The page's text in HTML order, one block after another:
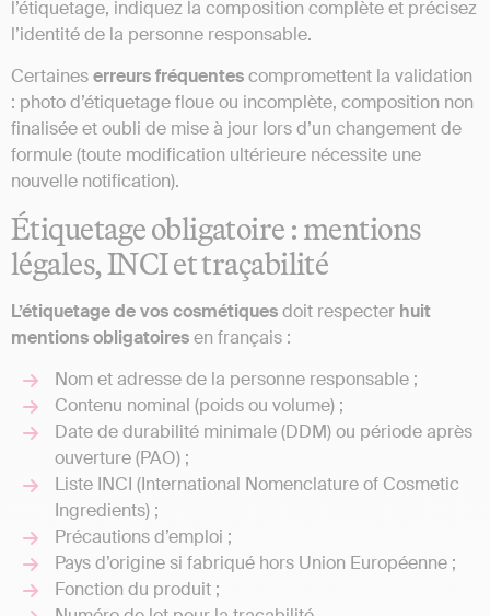
l’étiquetage, indiquez la composition complète et précisez
l’identité de la personne responsable.
Certaineserreurs fréquentescompromettent la validation
: photo d’étiquetage floue ou incomplète, composition non
finalisée et oubli de mise à jour lors d’un changement de
formule (toute modification ultérieure nécessite une
nouvelle notification).
Étiquetage obligatoire : mentions
légales, INCI et traçabilité
L’étiquetage de vos cosmétiquesdoit respecter huit
mentions obligatoiresen français :
Nom et adresse de la personne responsable ;
Contenu nominal (poids ou volume) ;
Date de durabilité minimale (DDM) ou période après
ouverture (PAO) ;
Liste INCI (International Nomenclature of Cosmetic
Ingredients) ;
Précautions d’emploi ;
Pays d’origine si fabriqué hors Union Européenne ;
Fonction du produit ;